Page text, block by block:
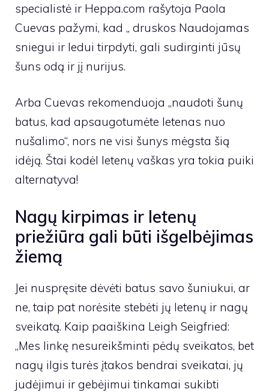
specialistė ir Heppa.com rašytoja Paola
Cuevas pažymi, kad „ druskos Naudojamas
sniegui ir ledui tirpdyti, gali sudirginti jūsų
šuns odą ir jį nurijus.
Arba Cuevas rekomenduoja „naudoti šunų
batus, kad apsaugotumėte letenas nuo
nušalimo“, nors ne visi šunys mėgsta šią
idėją. Štai kodėl letenų vaškas yra tokia puiki
alternatyva!
Nagų kirpimas ir letenų
priežiūra gali būti išgelbėjimas
žiemą
Jei nuspręsite dėvėti batus savo šuniukui, ar
ne, taip pat norėsite stebėti jų letenų ir nagų
sveikatą. Kaip paaiškina Leigh Seigfried:
„Mes linkę nesureikšminti pėdų sveikatos, bet
nagų ilgis turės įtakos bendrai sveikatai, jų
judėjimui ir gebėjimui tinkamai sukibti